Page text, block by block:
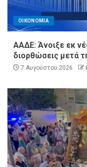
ΟΙΚΟΝΟΜΙΑ
ΑΑΔΕ: Άνοιξε εκ
διορθώσεις μετά
7 Αυγούστου 2026